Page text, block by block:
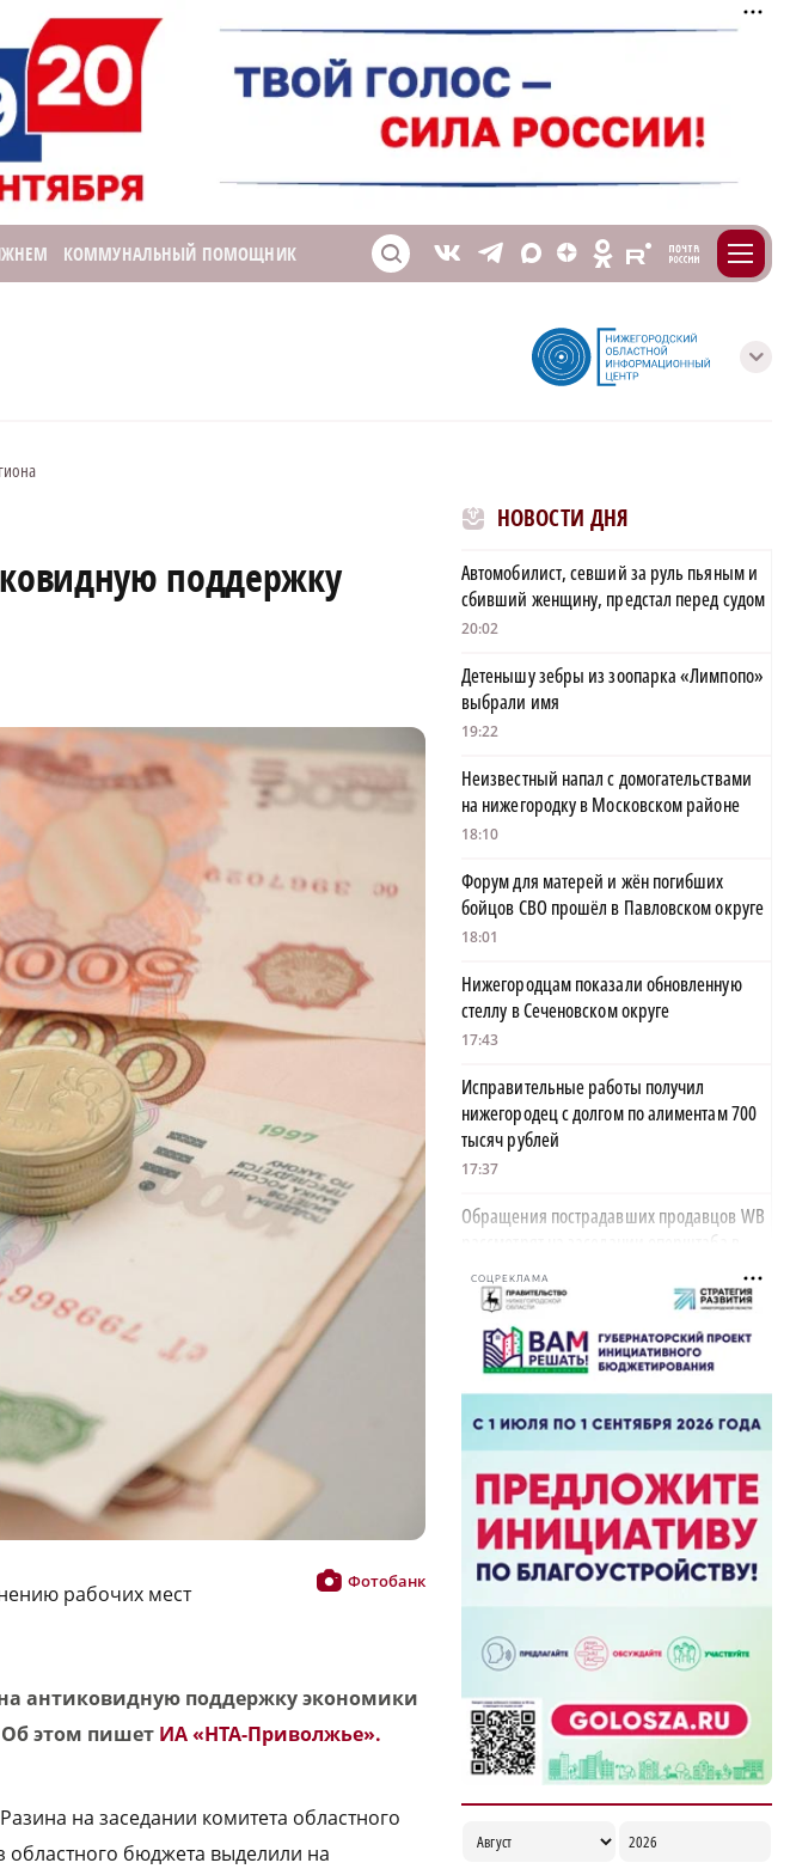
КОММУНАЛЬНЫЙ ПОМОЩНИК S V T X Z O E m
с
поддержку
рабочих мест Фотобанк
антиковидную поддержку экономики
Об этом пишет ИА «НТА-Приволжье».
на заседании комитета областного
областного бюджета выделили на
×
НОВОСТИ ДНЯ
Автомобилист, севший за руль пьяным и
сбивший женщину, предстал перед судом
20:02
Детенышу зебры из зоопарка «Лимпопо»
выбрали имя
19:22
Неизвестный напал с домогательствами
на нижегородку в Московском районе
18:10
Форум для матерей и жён погибших
бойцов СВО прошёл в Павловском округе
18:01
Нижегородцам показали обновленную
стеллу в Сеченовском округе
17:43
Исправительные работы получил
нижегородец с долгом по алиментам 700
тысяч рублей
17:37
Обращения пострадавших продавцов WB
рассмотрят на заседании оперштаба в
августе
17:21
Нижегородская область вошла в число
лидеров научно-популярного туризма
17:10
Специальный концерт «Музыка
балконов» пройдет в Нижнем Новгороде
15 августа
17:06
Опасное сливочное масло обнаружили в
Нижегородской области
17:00
СОЦРЕКЛАМА